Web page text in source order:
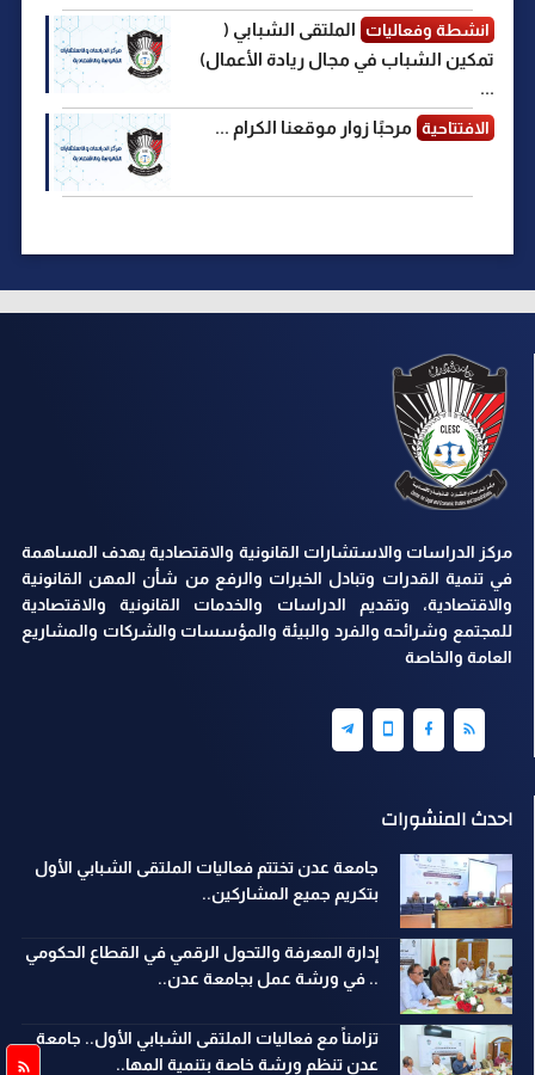
انشطة وفعاليات
الملتقى الشبابي (
تمكين الشباب في مجال ريادة الأعمال)
...
الافتتاحية مرحبًا زوار موقعنا الكرام ...
مركز الدراسات والاستشارات القانونية والاقتصادية يهدف المساهمة
في تنمية القدرات وتبادل الخبرات والرفع من شأن المهن القانونية
والاقتصادية، وتقديم الدراسات والخدمات القانونية والاقتصادية
للمجتمع وشرائحه والفرد والبيئة والمؤسسات والشركات والمشاريع
العامة والخاصة
احدث المنشورات
جامعة عدن تختتم فعاليات الملتقى الشبابي الأول
بتكريم جميع المشاركين..
إدارة المعرفة والتحول الرقمي في القطاع الحكومي
.. في ورشة عمل بجامعة عدن..
تزامناً مع فعاليات الملتقى الشبابي الأول.. جامعة
عدن تنظم ورشة خاصة بتنمية المها..